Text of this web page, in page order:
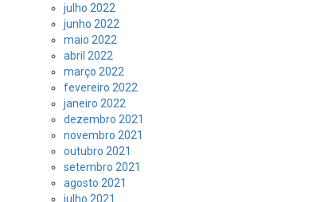
julho 2022
junho 2022
maio 2022
abril 2022
março 2022
fevereiro 2022
janeiro 2022
dezembro 2021
novembro 2021
outubro 2021
setembro 2021
agosto 2021
julho 2021